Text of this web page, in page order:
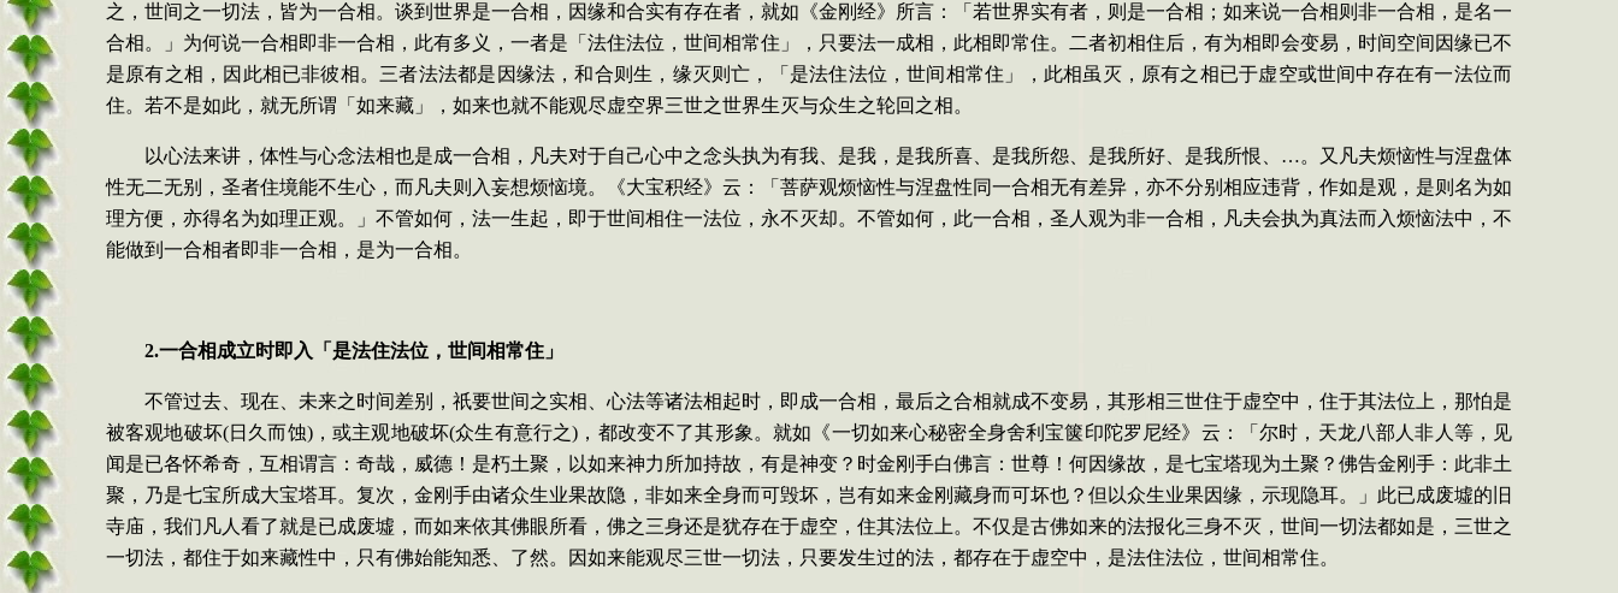
之，世间之一切法，皆为一合相。谈到世界是一合相，因缘和合实有存在者，就如《金刚经》所言：「若世界实有者，则是一合相；如来说一合相则非一合相，是名一
合相。」为何说一合相即非一合相，此有多义，一者是「法住法位，世间相常住」，只要法一成相，此相即常住。二者初相住后，有为相即会变易，时间空间因缘已不
是原有之相，因此相已非彼相。三者法法都是因缘法，和合则生，缘灭则亡，
「是法住法位，世间相常住」
，此相虽灭，原有之相已于虚空或世间中存在有一法位而
住。若不是如此，就无所谓「如来藏」，如来也就不能观尽虚空界三世之世界生灭与众生之轮回之相。
以心法来讲，体性与心念法相也是成一合相，凡夫对于自己心中之念头执为有我、是我，是我所喜、是我所怨、是我所好、是我所恨、…。又凡夫烦恼性与涅盘体
性无二无别，圣者住境能不生心，而凡夫则入妄想烦恼境。《大宝积经》云：「菩萨观烦恼性与涅盘性同一合相无有差异，亦不分别相应违背，作如是观，是则名为如
理方便，亦得名为如理正观。」不管如何，法一生起，即于世间相住一法位，永不灭却。不管如何，此一合相，圣人观为非一合相，凡夫会执为真法而入烦恼法中，不
能做到一合相者即非一合相，是为一合相。
2.一合相成立时即入「是法住法位，世间相常住」
不管过去、现在、未来之时间差别，祇要世间之实相、心法等诸法相起时，即成一合相，最后之合相就成不变易，其形相三世住于虚空中，住于其法位上，那怕是
被客观地破坏(日久而蚀)，或主观地破坏(众生有意行之) ，都改变不了其形象。就如《一切如来心秘密全身舍利宝箧印陀罗尼经》云：「尔时，天龙八部人非人等，见
闻是已各怀希奇，互相谓言：奇哉，威德！是朽土聚，以如来神力所加持故，有是神变？时金刚手白佛言：世尊！何因缘故，是七宝塔现为土聚？佛告金刚手：此非土
聚，乃是七宝所成大宝塔耳。复次，金刚手由诸众生业果故隐， 非如来全身而可毁坏，岂有如来金刚藏身而可坏也？但以众生业果因缘，示现隐耳。」此已成废墟的旧
寺庙，我们凡人看了就是已成废墟，而如来依其佛眼所看，佛之三身还是犹存在于虚空，住其法位上。不仅是古佛如来的法报化三身不灭，世间一切法都如是，三世之
一切法，都住于如来藏性中，只有佛始能知悉、了然。因如来能观尽三世一切法，只要发生过的法，都存在于虚空中，是法住法位，世间相常住。